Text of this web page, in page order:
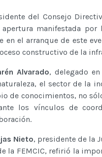
del Consejo
manifestada por
en el arranque de este
constructivo de la
Alvarado, delegado
el sector de la
de conocimientos, no
los vínculos de
Nieto, presidente de la
la FEMCIC, refirió la